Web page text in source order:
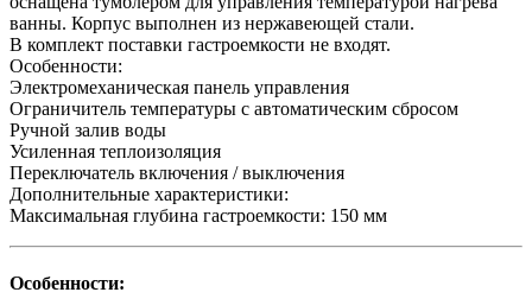
ванны. Корпус выполнен из нержавеющей стали.
В комплект поставки гастроемкости не входят.
Особенности:
Электромеханическая панель управления
Ограничитель температуры с автоматическим сбросом
Ручной залив воды
Усиленная теплоизоляция
Переключатель включения / выключения
Дополнительные характеристики:
Максимальная глубина гастроемкости: 150 мм
Особенности: